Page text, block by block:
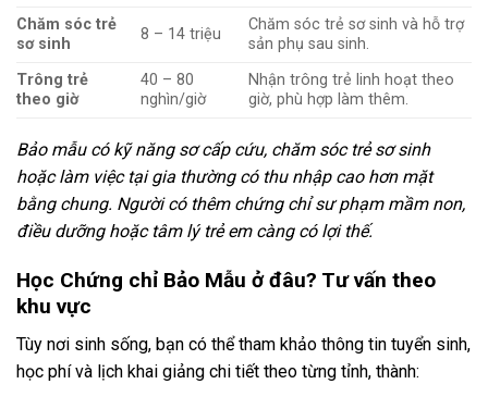
Chăm sóc trẻ
sơ sinh
8 – 14 triệu
Chăm sóc trẻ sơ sinh và hỗ trợ
sản phụ sau sinh.
Trông trẻ
theo giờ
40 – 80
nghìn/giờ
Nhận trông trẻ linh hoạt theo
giờ, phù hợp làm thêm.
Bảo mẫu có kỹ năng sơ cấp cứu, chăm sóc trẻ sơ sinh
hoặc làm việc tại gia thường có thu nhập cao hơn mặt
bằng chung. Người có thêm chứng chỉ sư phạm mầm non,
điều dưỡng hoặc tâm lý trẻ em càng có lợi thế.
Học Chứng chỉ Bảo Mẫu ở đâu? Tư vấn theo
khu vực
Tùy nơi sinh sống, bạn có thể tham khảo thông tin tuyển sinh,
học phí và lịch khai giảng chi tiết theo từng tỉnh, thành: